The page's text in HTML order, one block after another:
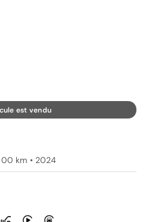
est vendu
km • 2024